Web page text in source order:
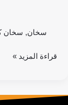
سخان, سخان
قراءة المزيد »